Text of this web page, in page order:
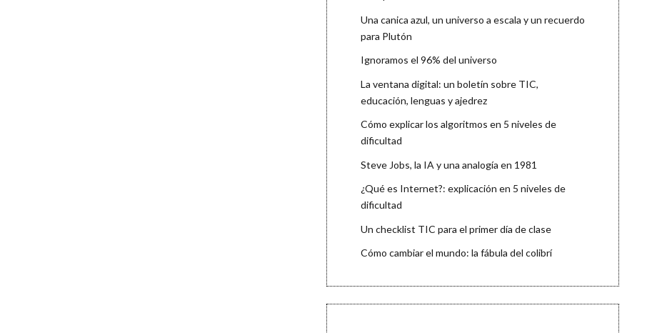
Una canica azul, un universo a escala y un recuerdo
para Plutón
Ignoramos el 96% del universo
La ventana digital: un boletín sobre TIC,
educación, lenguas y ajedrez
Cómo explicar los algoritmos en 5 niveles de
dificultad
Steve Jobs, la IA y una analogía en 1981
¿Qué es Internet?: explicación en 5 niveles de
dificultad
Un checklist TIC para el primer día de clase
Cómo cambiar el mundo: la fábula del colibrí